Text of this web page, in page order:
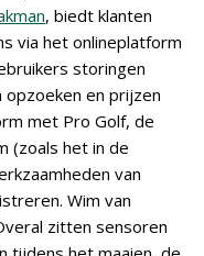
, biedt klanten
via het onlineplatform
storingen
opzoeken en prijzen
met Pro Golf, de
(zoals het in de
van
Wim van
zitten sensoren